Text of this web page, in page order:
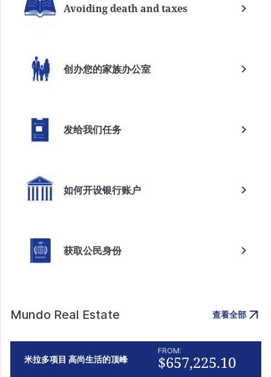
Avoiding death and taxes
创办您的家族办公室
发给我们任务
如何开设银行账户
获取公民身份
Mundo Real Estate 查看全部
米拉多项目 高尚生活的顶峰
FROM:
$657,225.10